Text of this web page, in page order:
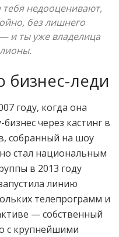
недооценивают,
без лишнего
и ты уже владелица
бизнес-леди
году, когда она
через кастинг в
собранный на шоу
стал национальным
в 2013 году
линию
телепрограмм и
— собственный
с крупнейшими